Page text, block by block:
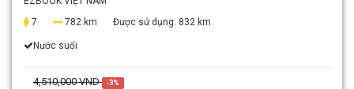
7
782 km Được sử dụng: 832 km
Nước suối
4,510,000 VND -3%